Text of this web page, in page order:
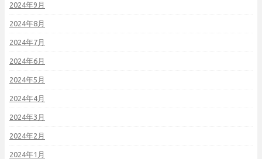
2024年9月
2024年8月
2024年7月
2024年6月
2024年5月
2024年4月
2024年3月
2024年2月
2024年1月